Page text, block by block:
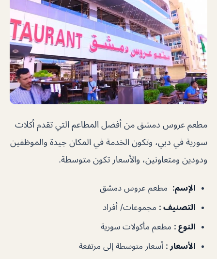
مطعم عروس دمشق من أفضل المطاعم التي تقدم أكلات
سورية في دبي، وتكون الخدمة في المكان جيدة والموظفين
ودودين ومتعاونين، والأسعار تكون متوسطة.
الإسم: مطعم عروس دمشق
التصنيف : مجموعات/ أفراد
النوع : مطعم مأكولات سورية
الأسعار : أسعار متوسطة إلى مرتفعة